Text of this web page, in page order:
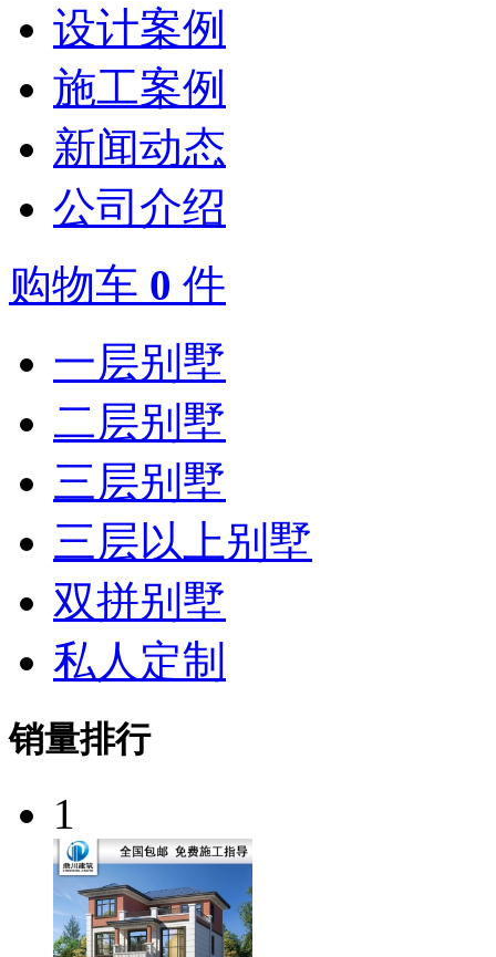
设计案例
施工案例
新闻动态
公司介绍
购物车 0 件
一层别墅
二层别墅
三层别墅
三层以上别墅
双拼别墅
私人定制
销量排行
1